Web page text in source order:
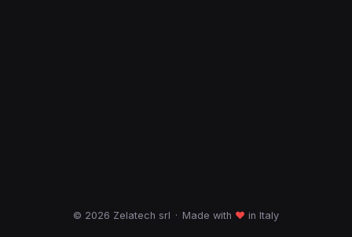
© 2026 Zelatech srl · Made with ♥ in Italy